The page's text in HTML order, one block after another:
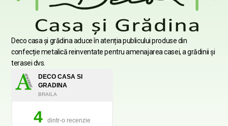
Deco casa şi grădina aduce în atenția publicului produse din
confecție metalică reinventate pentru amenajarea casei, a grădinii şi
terasei dvs.
DECO CASA SI
GRADINA
BRAILA
4dintr-o recenzie